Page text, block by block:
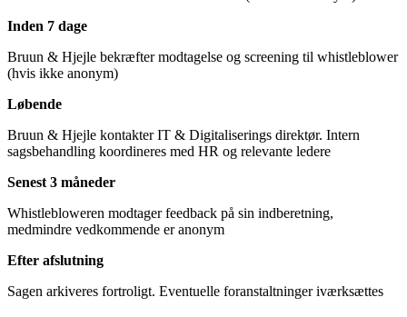
Inden 7 dage
Bruun & Hjejle bekræfter modtagelse og screening til whistleblower
(hvis ikke anonym)
Løbende
Bruun & Hjejle kontakter IT & Digitaliserings direktør. Intern
sagsbehandling koordineres med HR og relevante ledere
Senest 3 måneder
Whistlebloweren modtager feedback på sin indberetning,
medmindre vedkommende er anonym
Efter afslutning
Sagen arkiveres fortroligt. Eventuelle foranstaltninger iværksættes